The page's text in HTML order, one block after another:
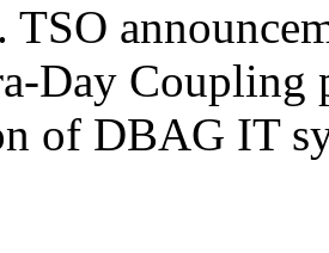
TSO
Day Coupling
of DBAG IT